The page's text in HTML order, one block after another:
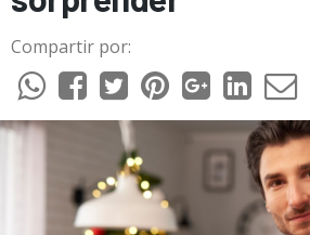
VIDA
SOCIEDAD
CULTURIZANDO.COM
Compartir por: